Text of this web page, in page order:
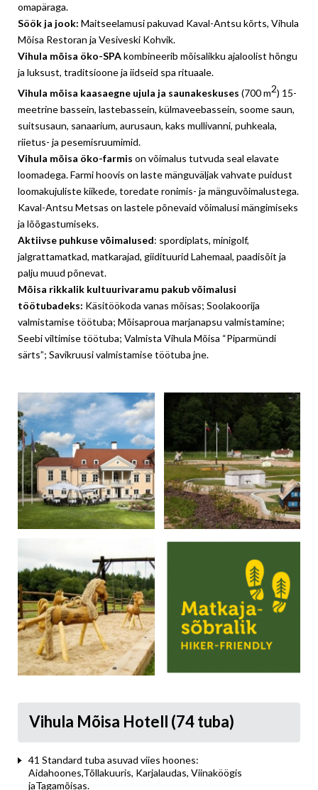
omapäraga.
Söök ja jook: Maitseelamusi pakuvad Kaval-Antsu kõrts, Vihula
Mõisa Restoran ja Vesiveski Kohvik.
Vihula mõisa öko-SPAkombineerib mõisalikku ajaloolist hõngu
ja luksust, traditsioone ja iidseid spa rituaale.
Vihula mõisa kaasaegne ujula ja saunakeskuses (700 m2) 15-
meetrine bassein, lastebassein, külmaveebassein, soome saun,
suitsusaun, sanaarium, aurusaun, kaks mullivanni, puhkeala,
riietus- ja pesemisruumimid.
Vihula mõisa öko-farmis on võimalus tutvuda seal elavate
loomadega. Farmi hoovis on laste mänguväljak vahvate puidust
loomakujuliste kiikede, toredate ronimis- ja mänguvõimalustega.
Kaval-Antsu Metsas on lastele põnevaid võimalusi mängimiseks
ja lõõgastumiseks.
Aktiivse puhkuse võimalused: spordiplats, minigolf,
jalgrattamatkad, matkarajad, giidituurid Lahemaal, paadisõit ja
palju muud põnevat.
Mõisa rikkalik kultuurivaramu pakub võimalusi
töötubadeks: Käsitöökoda vanas mõisas; Soolakoorija
valmistamise töötuba; Mõisaproua marjanapsu valmistamine;
Seebi viltimise töötuba; Valmista Vihula Mõisa “Piparmündi
särts”; Savikruusi valmistamise töötuba jne.
Vihula Mõisa Hotell (74 tuba)
41 Standard tuba asuvad viies hoones:
Aidahoones,Tõllakuuris, Karjalaudas, Viinaköögis
jaTagamõisas.